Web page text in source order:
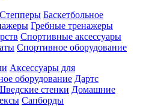
Степперы Баскетбольное
Гребные тренажеры
Спортивные аксессуары
Спортивное оборудование
Аксессуары для
оборудование Дартс
стенки Домашние
Сапборды